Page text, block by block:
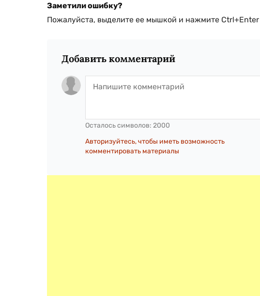
Заметили ошибку?
Пожалуйста, выделите ее мышкой и нажмите
Добавить комментарий
Осталось символов: 2000
Авторизуйтесь, чтобы иметь возможность
комментировать материалы